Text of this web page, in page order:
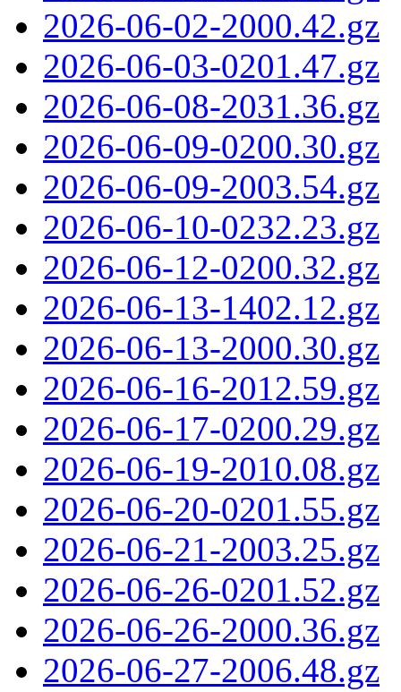
2026-06-02-2000.42.gz
2026-06-03-0201.47.gz
2026-06-08-2031.36.gz
2026-06-09-0200.30.gz
2026-06-09-2003.54.gz
2026-06-10-0232.23.gz
2026-06-12-0200.32.gz
2026-06-13-1402.12.gz
2026-06-13-2000.30.gz
2026-06-16-2012.59.gz
2026-06-17-0200.29.gz
2026-06-19-2010.08.gz
2026-06-20-0201.55.gz
2026-06-21-2003.25.gz
2026-06-26-0201.52.gz
2026-06-26-2000.36.gz
2026-06-27-2006.48.gz